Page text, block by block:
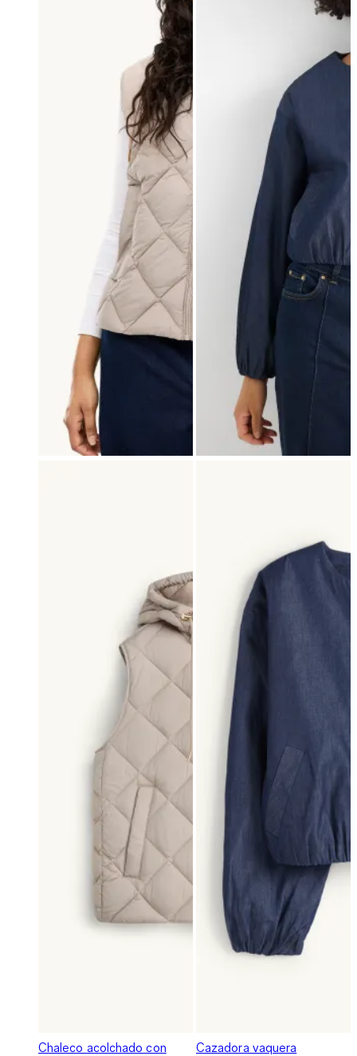
Chaleco acolchado con
Cazadora vaquera